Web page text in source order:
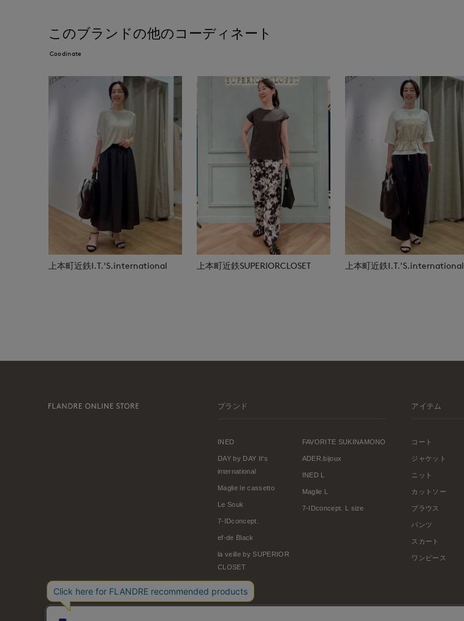
このブランドの他のコーディネート
Coodinate
上本町近鉄I.T.'S.international 上本町近鉄SUPERIORCLOSET 上本町近鉄I.T.'S.international
ブランド
INED
DAY by DAY It's
international
Maglie le cassetto
Le Souk
7-IDconcept.
ef-de Black
la veille by SUPERIOR
CLOSET
FAVORITE SUKINAMONO
ADER.bijoux
INED L
Maglie L
7-IDconcept. L size
アイテム
コート
ジャケット
ニット
カットソー
ブラウス
パンツ
スカート
ワンピース